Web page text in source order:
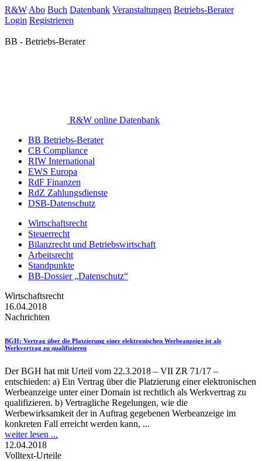
R&W Abo Buch Datenbank Veranstaltungen Betriebs-Berater
Login Registrieren
BB - Betriebs-Berater
R&W online Datenbank
BB Betriebs-Berater
CB Compliance
RIW International
EWS Europa
RdF Finanzen
RdZ Zahlungsdienste
DSB-Datenschutz
Wirtschaftsrecht
Steuerrecht
Bilanzrecht und Betriebswirtschaft
Arbeitsrecht
Standpunkte
BB-Dossier „Datenschutz“
Wirtschaftsrecht
16.04.2018
Nachrichten
BGH: Vertrag über die Platzierung einer elektronischen Werbeanzeige ist als
Werkvertrag zu qualifizieren
Der BGH hat mit Urteil vom 22.3.2018 – VII ZR 71/17 –
entschieden: a) Ein Vertrag über die Platzierung einer elektronischen
Werbeanzeige unter einer Domain ist rechtlich als Werkvertrag zu
qualifizieren. b) Vertragliche Regelungen, wie die
Werbewirksamkeit der in Auftrag gegebenen Werbeanzeige im
konkreten Fall erreicht werden kann, ...
weiter lesen ...
12.04.2018
Volltext-Urteile